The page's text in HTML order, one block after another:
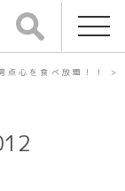
点心を食べ放題！！
>